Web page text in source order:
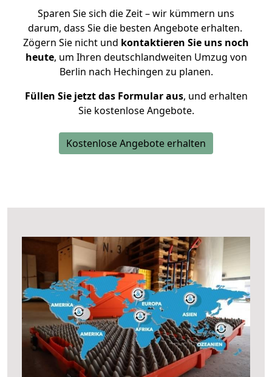
Sparen Sie sich die Zeit – wir kümmern uns
darum, dass Sie die besten Angebote erhalten.
Zögern Sie nicht und kontaktieren Sie uns noch
heute, um Ihren deutschlandweiten Umzug von
Berlin nach Hechingen zu planen.
Füllen Sie jetzt das Formular aus, und erhalten
Sie kostenlose Angebote.
Kostenlose Angebote erhalten